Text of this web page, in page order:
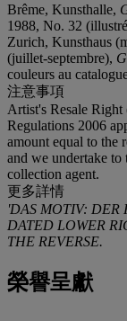
Brême, Kunsthalle,
1988, No. 32
Zurich, Kunsthaus
(juillet-septembre),
couleurs au
注意事項
Artist's Resale
Regulations 2006
amount equal to the
and we undertake to
collection agent.
更多詳情
'DAS MOTIV: DER
DATED LOWER
THE REVERSE.
榮譽呈獻